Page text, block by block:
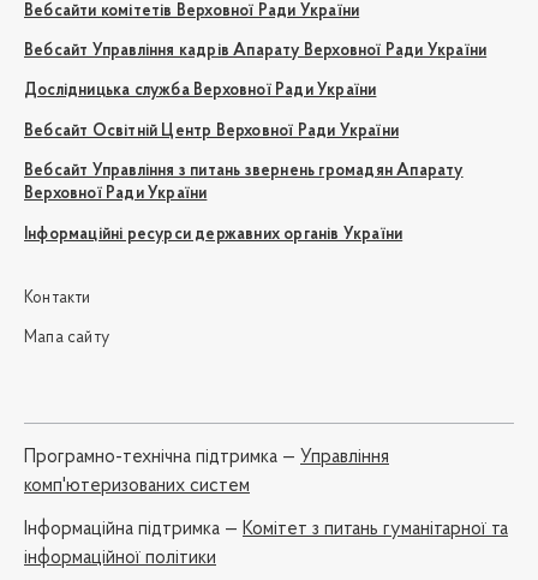
Вебсайти комітетів Верховної Ради України
Вебсайт Управління кадрів Апарату Верховної Ради України
Дослідницька служба Верховної Ради України
Вебсайт Освітній Центр Верховної Ради України
Вебсайт Управління з питань звернень громадян Апарату
Верховної Ради України
Інформаційні ресурси державних органів України
Контакти
Мапа сайту
Програмно-технічна підтримка — Управління
комп'ютеризованих систем
Iнформаційна підтримка — Комітет з питань гуманітарної та
інформаційної політики